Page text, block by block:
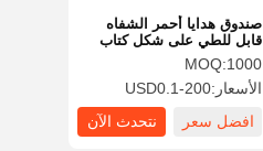
صندوق هدايا أحمر الشفاه
قابل للطي على شكل كتاب
عالي الجودة مع إغلاق
مغناطيسي، تجميع سريع
MOQ:1000
الأسعار:USD0.1-200
افضل سعر
نتحدث الآن